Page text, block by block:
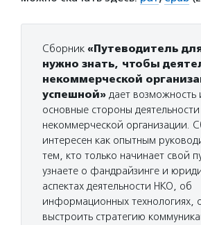
Сборник «Путеводитель
нужно знать, чтобы
некоммерческой
успешной» дает возможность
основные стороны деятельности
некоммерческой организации.
интересен как опытным
тем, кто только начинает свой
узнаете о фандрайзинге и
аспектах деятельности НКО, об
информационных технологиях,
выстроить стратегию